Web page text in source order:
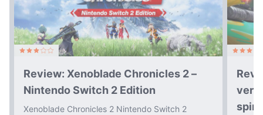
Review: Xenoblade Chronicles 2 –
Nintendo Switch 2 Edition
Xenoblade Chronicles 2 Nintendo Switch 2